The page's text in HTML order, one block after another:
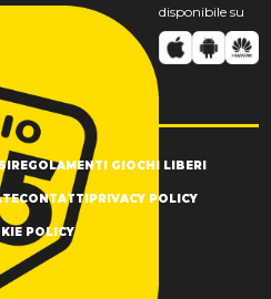
disponibile su
REGOLAMENTI GIOCHI LIBERI
CONTATTI PRIVACY POLICY
POLICY